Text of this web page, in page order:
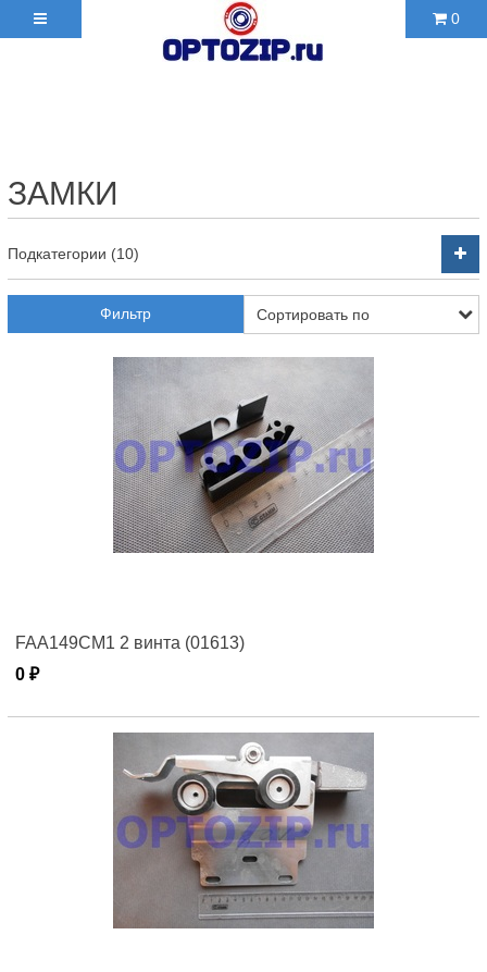
0
ЗАМКИ
Подкатегории (10)
Фильтр
FAA149CM1 2 винта (01613)
0 ₽